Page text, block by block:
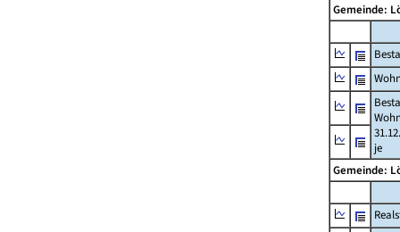
Gemeinde:
je
Gemeinde: